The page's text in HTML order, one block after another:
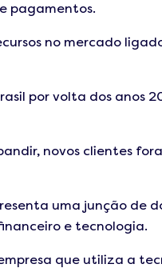
pagamentos.
no mercado
por volta dos anos
novos clientes
uma junção de
e tecnologia.
que utiliza a